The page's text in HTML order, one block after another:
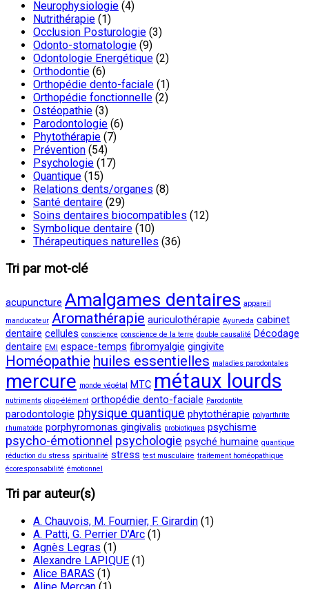
Neurophysiologie (4)
Nutrithérapie (1)
Occlusion Posturologie (3)
Odonto-stomatologie (9)
Odontologie Energétique (2)
Orthodontie (6)
Orthopédie dento-faciale (1)
Orthopédie fonctionnelle (2)
Ostéopathie (3)
Parodontologie (6)
Phytothérapie (7)
Prévention (54)
Psychologie (17)
Quantique (15)
Relations dents/organes (8)
Santé dentaire (29)
Soins dentaires biocompatibles (12)
Symbolique dentaire (10)
Thérapeutiques naturelles (36)
Tri par mot-clé
acupuncture Amalgames dentaires appareil
manducateur Aromathérapie auriculothérapie Ayurveda cabinet
dentaire cellules conscience conscience de la terre double causalité Décodage
dentaire EMI espace-temps fibromyalgie gingivite
Homéopathie huiles essentielles maladies parodontales
mercure monde végétal MTC métaux lourds
nutriments oligo-élément orthopédie dento-faciale Parodontite
parodontologie physique quantique phytothérapie polyarthrite
rhumatoïde porphyromonas gingivalis probiotiques psychisme
psycho-émotionnel psychologie psyché humaine quantique
réduction du stress spiritualité stress test musculaire traitement homéopathique
écoresponsabilité émotionnel
Tri par auteur(s)
A. Chauvois, M. Fournier, F. Girardin (1)
A. Patti, G. Perrier D’Arc (1)
Agnès Legras (1)
Alexandre LAPIQUE (1)
Alice BARAS (1)